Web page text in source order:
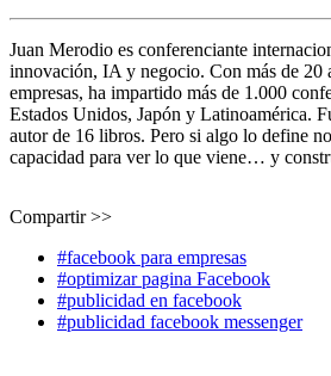
Juan Merodio es conferenciante
innovación, IA y negocio. Con más de 20
empresas, ha impartido más de 1.000
Estados Unidos, Japón y Latinoamérica.
autor de 16 libros. Pero si algo lo define
capacidad para ver lo que viene… y
Compartir >>
#facebook para empresas
#optimizar pagina Facebook
#publicidad en facebook
#publicidad facebook messenger